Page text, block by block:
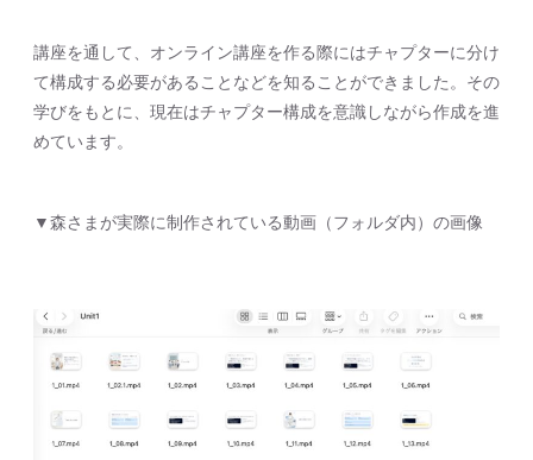
講座を通して、オンライン講座を作る際にはチャプターに分け
て構成する必要があることなどを知ることができました。その
学びをもとに、現在はチャプター構成を意識しながら作成を進
めています。
▼森さまが実際に制作されている動画（フォルダ内）の画像